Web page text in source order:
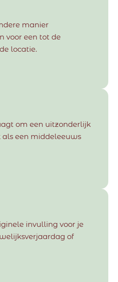
manier
voor een tot de
locatie.
om een uitzonderlijk
als een middeleeuws
invulling voor je
of